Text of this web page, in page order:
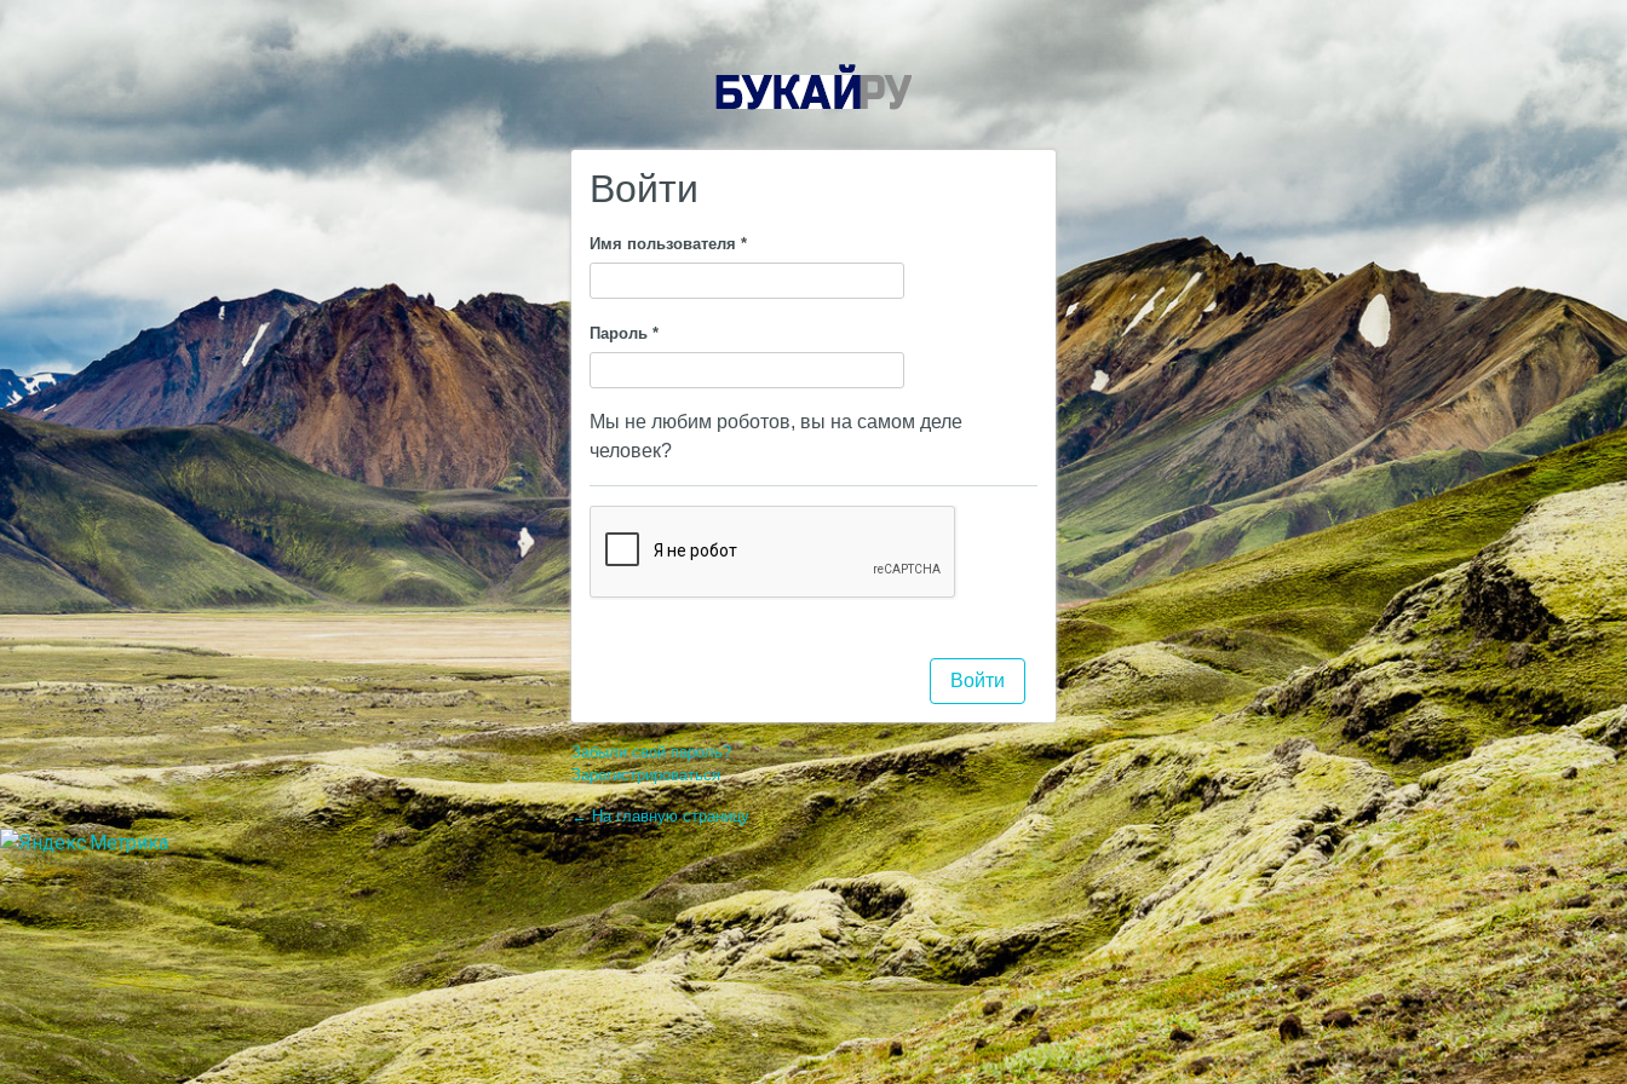
Войти
Имя пользователя *
Пароль *
Мы не любим роботов, вы на самом деле
человек?
Забыли свой пароль?
Зарегистрироваться
← На главную страницу